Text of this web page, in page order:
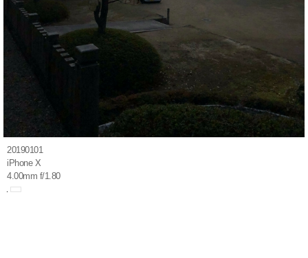
20190101
iPhone X
4.00mm f/1.80